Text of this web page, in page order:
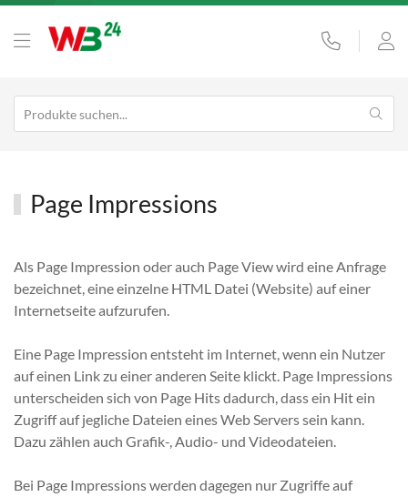
Page Impressions
Als Page Impression oder auch Page View wird eine Anfrage
bezeichnet, eine einzelne HTML Datei (Website) auf einer
Internetseite aufzurufen.
Eine Page Impression entsteht im Internet, wenn ein Nutzer
auf einen Link zu einer anderen Seite klickt. Page Impressions
unterscheiden sich von Page Hits dadurch, dass ein Hit ein
Zugriff auf jegliche Dateien eines Web Servers sein kann.
Dazu zählen auch Grafik-, Audio- und Videodateien.
Bei Page Impressions werden dagegen nur Zugriffe auf